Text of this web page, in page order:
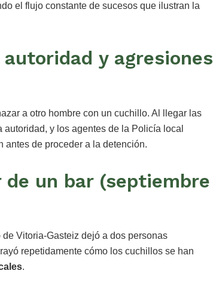
el flujo constante de sucesos que ilustran la
y agresiones
a otro hombre con un cuchillo. Al llegar las
y los agentes de la Policía local
antes de proceder a la detención.
un bar (septiembre
Vitoria-Gasteiz dejó a dos personas
repetidamente cómo los cuchillos se han
.